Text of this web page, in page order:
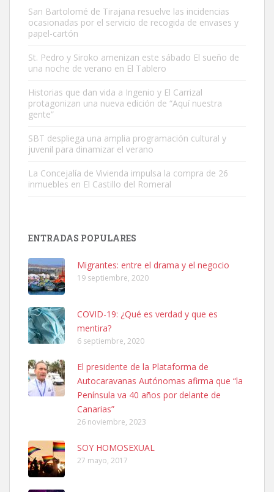
Este gato macho ha aparecido en la calle hace menos de un mes,
es muy manso y extremadamente cari...
Leales.org » Gran Canaria
Leales.org » Gran Canaria
SHIBA PERDIDO AVDA JOSE MESA Y LOPEZ
PERRO MACHO RAZA SHIBA CON MICROCHIP PERDIDO HOY
06/07/2025 ZONA MESA Y LOPEZ. ES MUY ASUSTADIZO
Leales.org » Gran Canaria
6.7.2025
San Bartolomé de Tirajana resuelve las incidencias
ocasionadas por el servicio de recogida de envases y
papel-cartón
St. Pedro y Siroko amenizan este sábado El sueño de
una noche de verano en El Tablero
Historias que dan vida a Ingenio y El Carrizal
protagonizan una nueva edición de “Aquí nuestra
gente”
SBT despliega una amplia programación cultural y
juvenil para dinamizar el verano
La Concejalía de Vivienda impulsa la compra de 26
inmuebles en El Castillo del Romeral
ENTRADAS POPULARES
Migrantes: entre el drama y el negocio
19 septiembre, 2020
COVID-19: ¿Qué es verdad y que es
mentira?
6 septiembre, 2020
El presidente de la Plataforma de
Autocaravanas Autónomas afirma que “la
Península va 40 años por delante de
Canarias”
26 noviembre, 2023
SOY HOMOSEXUAL
27 mayo, 2017